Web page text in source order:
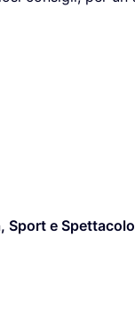
Sport e Spettacolo